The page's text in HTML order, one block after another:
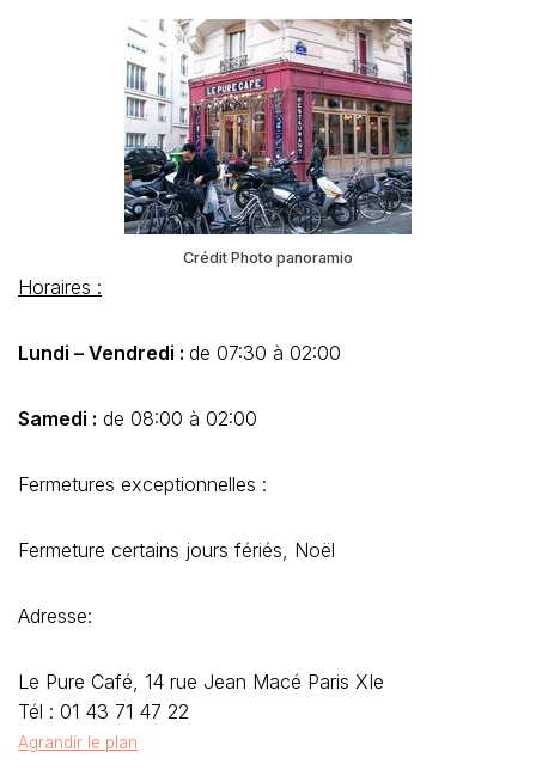
Crédit Photo panoramio
Horaires :
Lundi – Vendredi : de 07:30 à 02:00
Samedi : de 08:00 à 02:00
Fermetures exceptionnelles :
Fermeture certains jours fériés, Noël
Adresse:
Le Pure Café, 14 rue Jean Macé Paris XIe
Tél : 01 43 71 47 22
Agrandir le plan